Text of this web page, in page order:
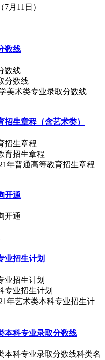
月11日）
数线
数线
美术类专业录取分数线
生章程（含艺术类）
招生章程
年普通高等教育招生章程
开通
开通
业招生计划
业招生计划
年艺术类本科专业招生计
本科专业录取分数线
本科专业录取分数线科类名